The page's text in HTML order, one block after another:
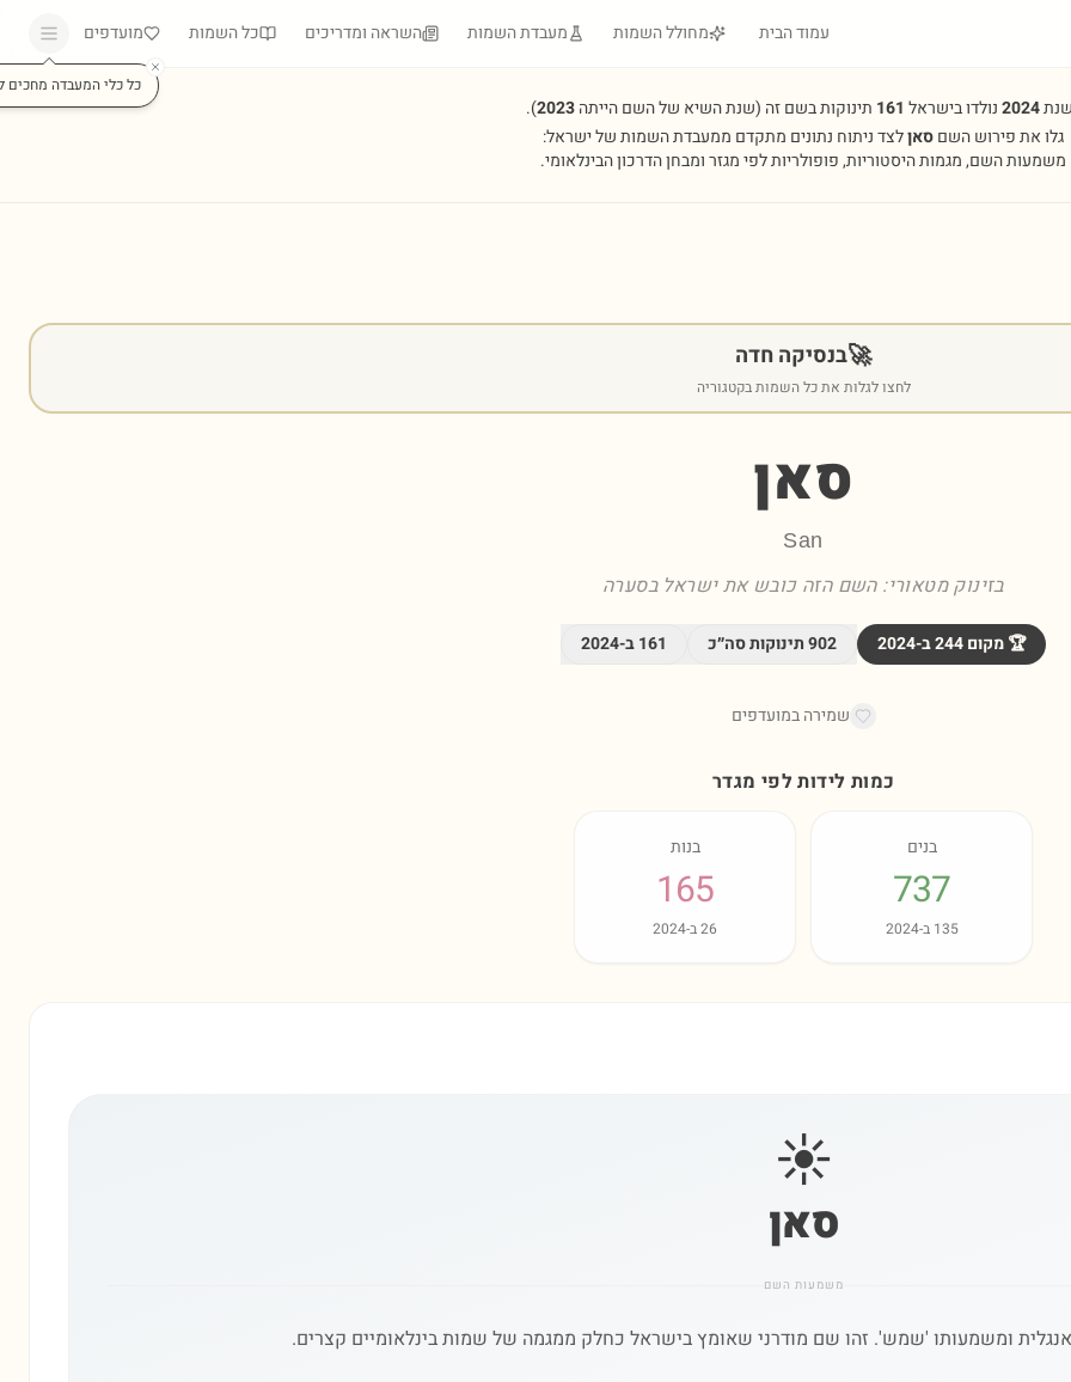
עמוד הבית מחולל השמות מעבדת השמות השראה ומדריכים כל השמות מועדפים
כל כלי המעבדה מחכים
2024נולדו בישראל 161 תינוקות בשם זה (שנת השיא של השם הייתה2023
).
גלו את פירוש השםסאןלצד ניתוח נתונים מתקדם ממעבדת השמות של ישראל:
משמעות השם, מגמות היסטוריות, פופולריות לפי מגזר ומבחן הדרכון הבינלאומי.
🚀בנסיקה חדה
לחצו לגלות את כל השמות בקטגוריה
סאן
San
בזינוק מטאורי: השם הזה כובש את ישראל בסערה
🏆 מקום244ב-2024
902תינוקות סה״כ 161ב-2024
שמירה במועדפים
כמות לידות לפי מגדר
בנים
737
135 ב-2024
בנות
165
26ב-2024
☀️
סאן
משמעות השם